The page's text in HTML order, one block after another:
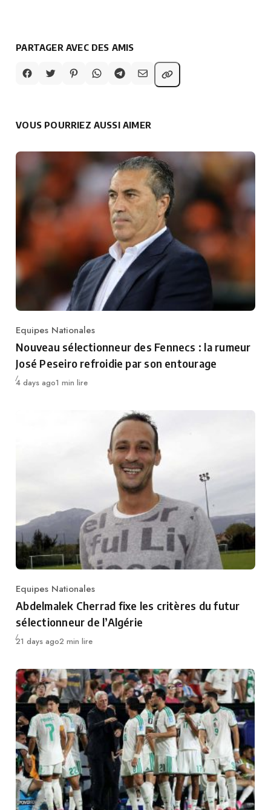
PARTAGER AVEC DES AMIS
VOUS POURRIEZ AUSSI AIMER
Category
Equipes Nationales
Nouveau sélectionneur des Fennecs : la rumeur
José Peseiro refroidie par son entourage
Publié
4 days ago1 min lire
Category
Equipes Nationales
Abdelmalek Cherrad fixe les critères du futur
sélectionneur de l’Algérie
Publié
21 days ago2 min lire